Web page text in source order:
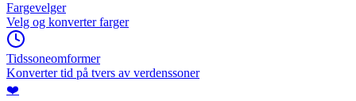
Fargevelger
Velg og konverter farger
Tidssoneomformer
Konverter tid på tvers av verdenssoner
❤️